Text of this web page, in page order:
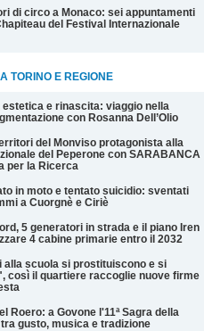
di circo a Monaco: sei appuntamenti
del Festival Internazionale
TORINO E REGIONE
estetica e rinascita: viaggio nella
con Rosanna Dell’Olio
del Monviso protagonista alla
del Peperone con SARABANCA
per la Ricerca
in moto e tentato suicidio: sventati
a Cuorgnè e Ciriè
5 generatori in strada e il piano Iren
4 cabine primarie entro il 2032
alla scuola si prostituiscono e si
così il quartiere raccoglie nuove firme
Roero: a Govone l'11ª Sagra della
gusto, musica e tradizione